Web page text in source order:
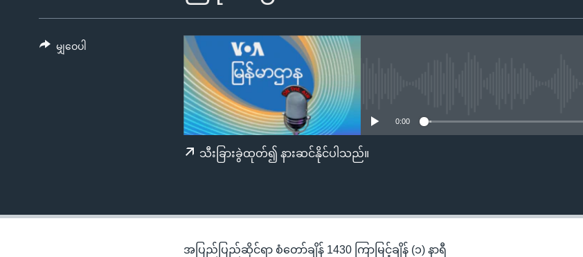
ကျော်
တရုတ်
အစ္စရေး-ပါလက်စတိုင်း
ရပ်ဝန်းတခု လမ်းတခု အလွန်
အင်္ဂလိပ်စာလေ့လာမယ်
Spotify
0:00
သီးခြားခွဲထုတ်၍ နားဆင်နိုင်ပါသည်။
မျှဝေပါ
အပြည်ပြည်ဆိုင်ရာ စံတော်ချိန် 1430 ကြာမြင့်ချိန် (၁) နာရီ